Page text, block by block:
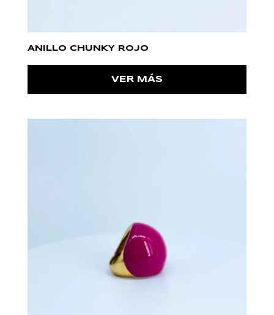
ANILLO CHUNKY ROJO
VER MÁS